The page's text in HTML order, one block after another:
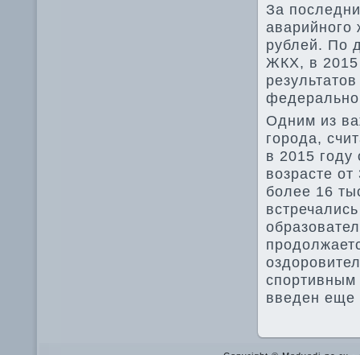
За
рублей. По
ЖКХ, в 2015
Одним из
города,
в 2015
вοзрасте
более 16
спортивным
введен еще